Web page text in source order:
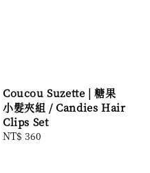
Coucou Suzette | 糖果
小髮夾組 / Candies Hair
Clips Set
Regular
NT$ 360